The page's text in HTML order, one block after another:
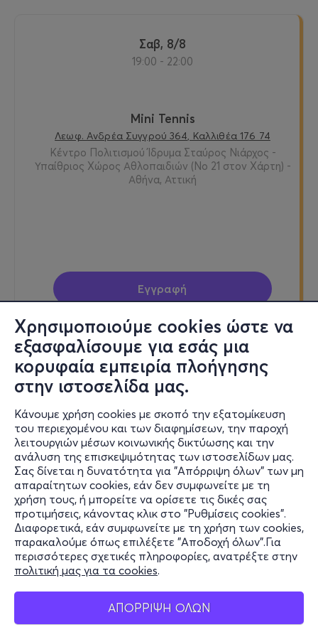
Χρησιμοποιούμε cookies ώστε να
εξασφαλίσουμε για εσάς μια
κορυφαία εμπειρία πλοήγησης
στην ιστοσελίδα μας.
Κάνουμε χρήση cookies με σκοπό την εξατομίκευση
του περιεχομένου και των διαφημίσεων, την παροχή
λειτουργιών μέσων κοινωνικής δικτύωσης και την
ανάλυση της επισκεψιμότητας των ιστοσελίδων μας.
Σας δίνεται η δυνατότητα για "Απόρριψη όλων" των μη
απαραίτητων cookies, εάν δεν συμφωνείτε με τη
χρήση τους, ή μπορείτε να ορίσετε τις δικές σας
προτιμήσεις, κάνοντας κλικ στο "Ρυθμίσεις cookies".
Διαφορετικά, εάν συμφωνείτε με τη χρήση των cookies,
παρακαλούμε όπως επιλέξετε "Αποδοχή όλων".Για
περισσότερες σχετικές πληροφορίες, ανατρέξτε στην
πολιτική μας για τα cookies.
ΑΠΟΡΡΙΨΗ ΟΛΩΝ
Σαβ, 8/8
19:00 - 22:00
Mini Tennis
Λεωφ. Ανδρέα Συγγρού 364, Καλλιθέα 176 74
Κέντρο Πολιτισμού Ίδρυμα Σταύρος Νιάρχος -
Υπαίθριος Χώρος Αθλοπαιδιών (No 21 στον Χάρτη) -
Αθήνα, Αττική
Εγγραφή
Κυρ, 9/8
19:00 - 22:00
Mini Tennis
Λεωφ. Ανδρέα Συγγρού 364, Καλλιθέα 176 74
Κέντρο Πολιτισμού Ίδρυμα Σταύρος Νιάρχος -
Υπαίθριος Χώρος Αθλοπαιδιών (No 21 στον Χάρτη) -
Αθήνα, Αττική
Εγγραφή